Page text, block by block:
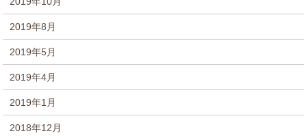
2019年8月
2019年5月
2019年4月
2019年1月
2018年12月